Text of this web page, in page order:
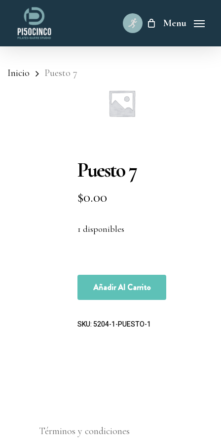
content
Menu
Inicio Puesto 7
Puesto 7
$0.00
1 disponibles
Añadir Al Carrito
SKU:5204-1-PUESTO-1
Términos y condiciones